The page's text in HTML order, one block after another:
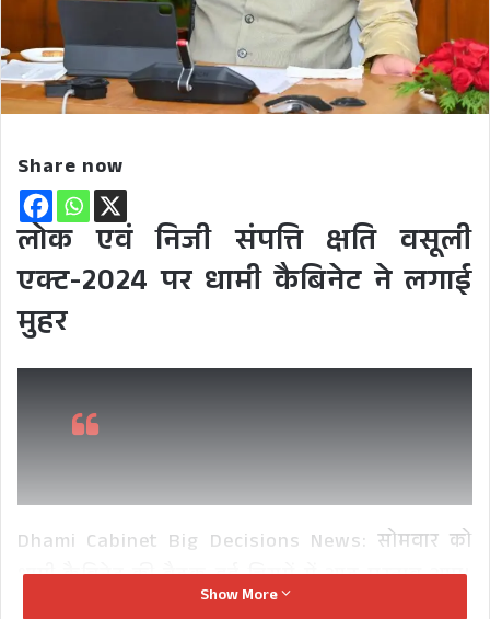
Share now
लोक एवं निजी संपत्ति क्षति वसूली
एक्ट-2024 पर धामी कैबिनेट ने लगाई
मुहर
Dhami Cabinet Big Decisions News: सोमवार को
धामी कैबिनेट की बैठक हुई जिसमें में आठ प्रस्ताव आए।
ठीक लोकसभा चुनाव से पहले मुख्यमंत्री पुष्कर सिंह धामी
Show More